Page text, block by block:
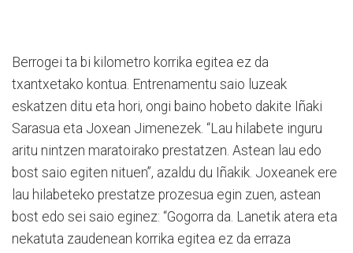
Berrogei ta bi kilometro korrika egitea ez da
txantxetako kontua. Entrenamentu saio luzeak
eskatzen ditu eta hori, ongi baino hobeto dakite Iñaki
Sarasua eta Joxean Jimenezek. “Lau hilabete inguru
aritu nintzen maratoirako prestatzen. Astean lau edo
bost saio egiten nituen”, azaldu du Iñakik. Joxeanek ere
lau hilabeteko prestatze prozesua egin zuen, astean
bost edo sei saio eginez: “Gogorra da. Lanetik atera eta
nekatuta zaudenean korrika egitea ez da erraza